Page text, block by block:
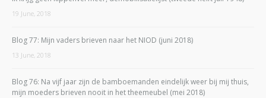
19 June, 2018
Blog 77: Mijn vaders brieven naar het NIOD (juni 2018)
13 June, 2018
Blog 76: Na vijf jaar zijn de bamboemanden eindelijk weer bij mij thuis,
mijn moeders brieven nooit in het theemeubel (mei 2018)